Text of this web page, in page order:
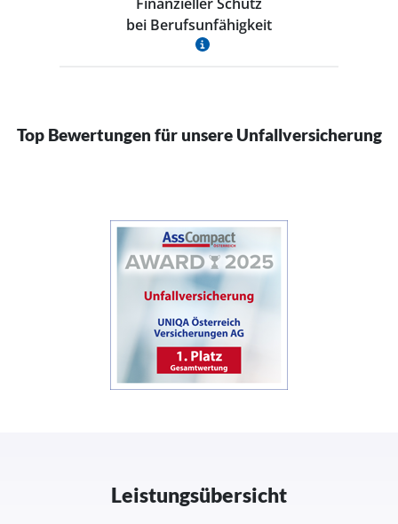
bei Berufsunfähigkeit
Top Bewertungen für unsere Unfallversicherung
Leistungsübersicht